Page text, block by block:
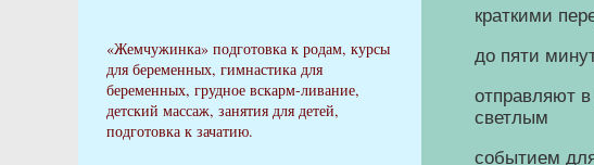
«Жемчужинка» подготовка к родам, курсы
для беременных, гимнастика для
беременных, грудное вскарм-ливание,
детский массаж, занятия для детей,
подготовка к зачатию.
краткими
до пяти
отправляют
светлым
событием